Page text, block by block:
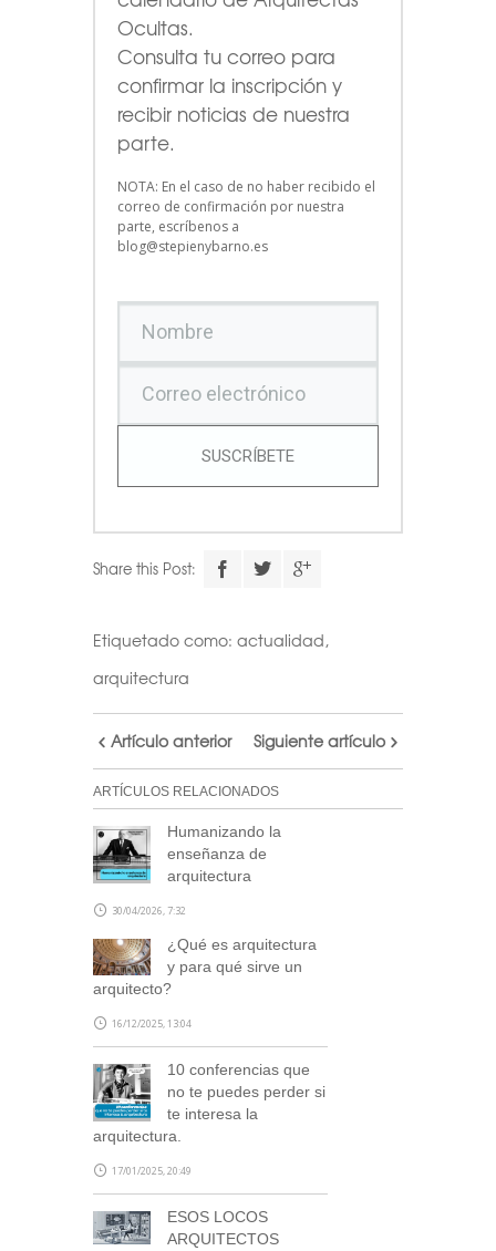
Ocultas.
Consulta tu correo para
confirmar la inscripción y
recibir noticias de nuestra
parte.
NOTA: En el caso de no haber recibido el
correo de confirmación por nuestra
parte, escríbenos a
blog@stepienybarno.es
SUSCRÍBETE
Share this Post:
Etiquetado como: actualidad,
arquitectura
Artículo anterior Siguiente artículo
ARTÍCULOS RELACIONADOS
Humanizando la
enseñanza de
arquitectura
30/04/2026, 7:32
¿Qué es arquitectura
y para qué sirve un
arquitecto?
16/12/2025, 13:04
10 conferencias que
no te puedes perder si
te interesa la
arquitectura.
17/01/2025, 20:49
ESOS LOCOS
ARQUITECTOS